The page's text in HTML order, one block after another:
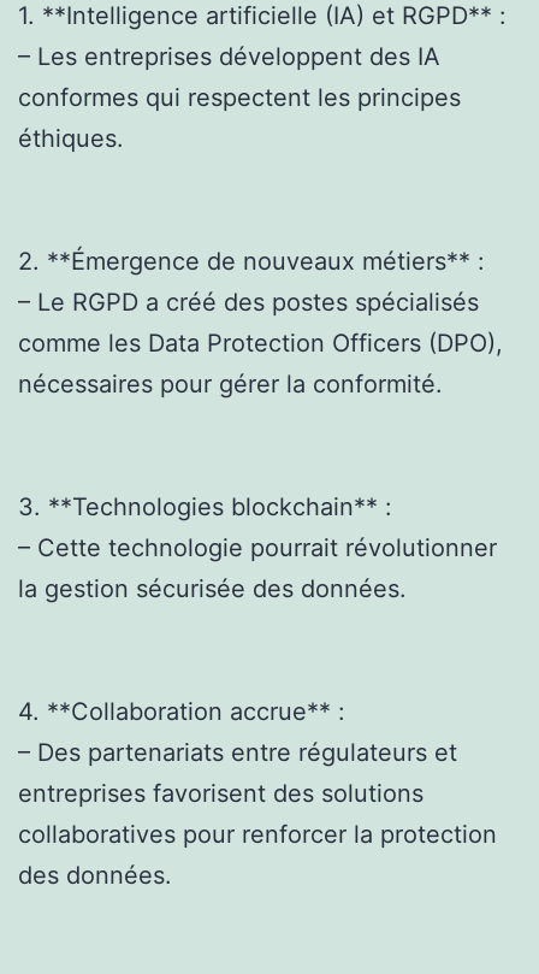
1. **Intelligence artificielle (IA) et RGPD** :
– Les entreprises développent des IA
conformes qui respectent les principes
éthiques.
2. **Émergence de nouveaux métiers** :
– Le RGPD a créé des postes spécialisés
comme les Data Protection Officers (DPO),
nécessaires pour gérer la conformité.
3. **Technologies blockchain** :
– Cette technologie pourrait révolutionner
la gestion sécurisée des données.
4. **Collaboration accrue** :
– Des partenariats entre régulateurs et
entreprises favorisent des solutions
collaboratives pour renforcer la protection
des données.